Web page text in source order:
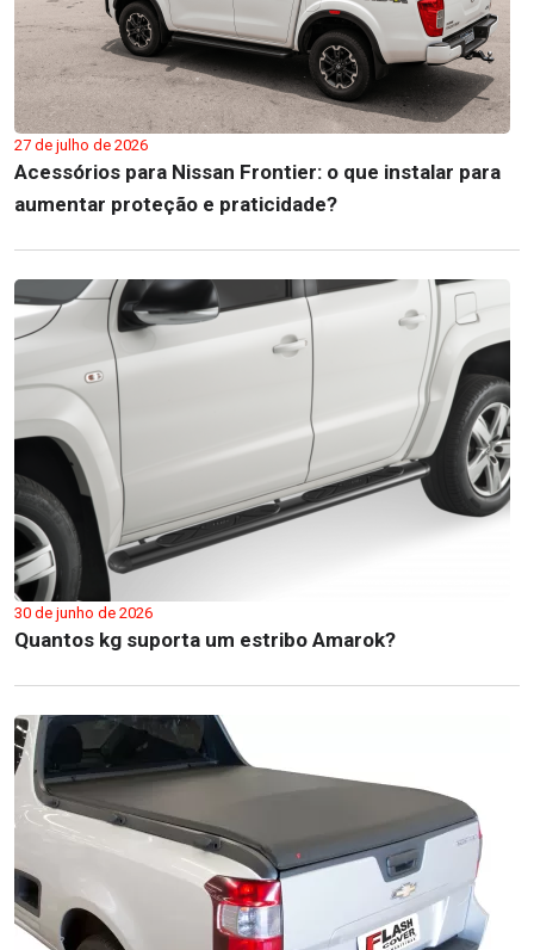
27 de julho de 2026
Acessórios para Nissan Frontier: o que instalar para
aumentar proteção e praticidade?
30 de junho de 2026
Quantos kg suporta um estribo Amarok?